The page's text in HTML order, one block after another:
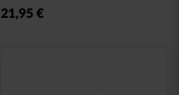
21,95 €